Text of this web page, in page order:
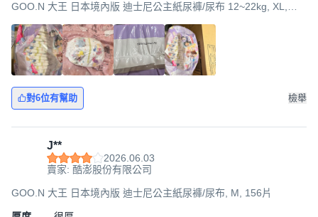
GOO.N 大王 日本境內版 迪士尼公主紙尿褲/尿布 12~22kg, XL,
對6位有幫助 檢舉
J**
2026.06.03
賣家: 酷澎股份有限公司
GOO.N 大王 日本境內版 迪士尼公主紙尿褲/尿布, M, 156片